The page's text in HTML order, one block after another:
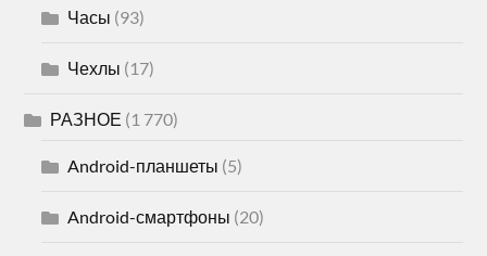
Часы (93)
Чехлы (17)
РАЗНОЕ (1 770)
Android-планшеты (5)
Android-смартфоны (20)